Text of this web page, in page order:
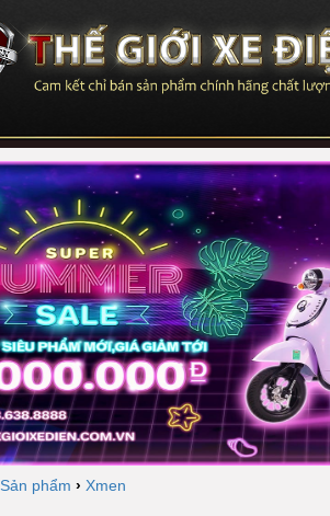
Sản phẩm › Xmen